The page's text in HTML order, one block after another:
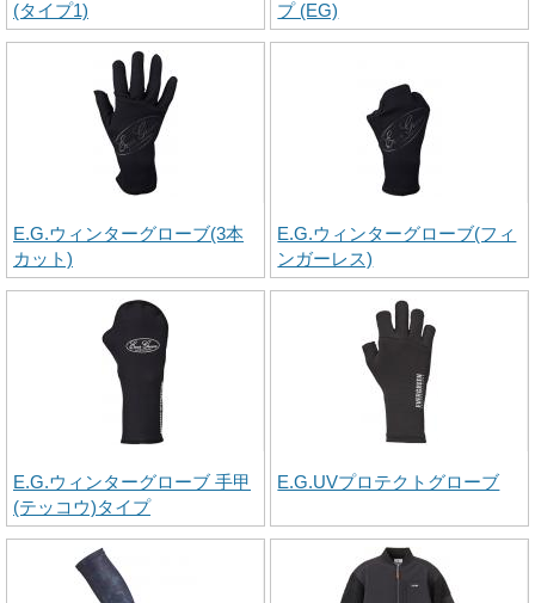
(タイプ1)
プ (EG)
E.G.ウィンターグローブ(3本
カット)
E.G.ウィンターグローブ(フィ
ンガーレス)
E.G.ウィンターグローブ 手甲
(テッコウ)タイプ
E.G.UVプロテクトグローブ